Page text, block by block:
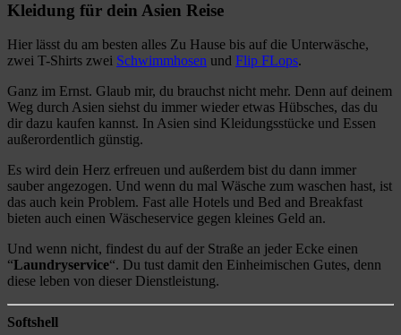
Kleidung für dein Asien Reise
Hier lässt du am besten alles Zu Hause bis auf die Unterwäsche,
zwei T-Shirts zwei Schwimmhosen und Flip FLops.
Ganz im Ernst. Glaub mir, du brauchst nicht mehr. Denn auf deinem
Weg durch Asien siehst du immer wieder etwas Hübsches, das du
dir dazu kaufen kannst. In Asien sind Kleidungsstücke und Essen
außerordentlich günstig.
Es wird dein Herz erfreuen und außerdem bist du dann immer
sauber angezogen. Und wenn du mal Wäsche zum waschen hast, ist
das auch kein Problem. Fast alle Hotels und Bed and Breakfast
bieten auch einen Wäscheservice gegen kleines Geld an.
Und wenn nicht, findest du auf der Straße an jeder Ecke einen
“Laundryservice“. Du tust damit den Einheimischen Gutes, denn
diese leben von dieser Dienstleistung.
Softshell